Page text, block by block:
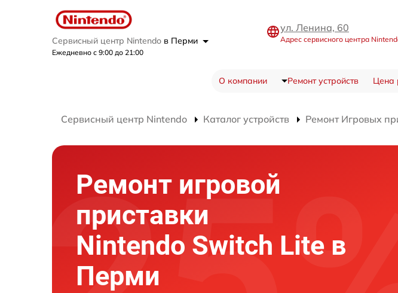
Сервисный центр Nintendo в Перми
Ежедневно с 9:00 до 21:00
ул. Ленина, 60
Адрес сервисного центра
О компании Ремонт устройств Цена
Сервисный центр Nintendo Каталог устройств Ремонт Игровых
Ремонт игровой
приставки
Nintendo Switch Lite в
Перми